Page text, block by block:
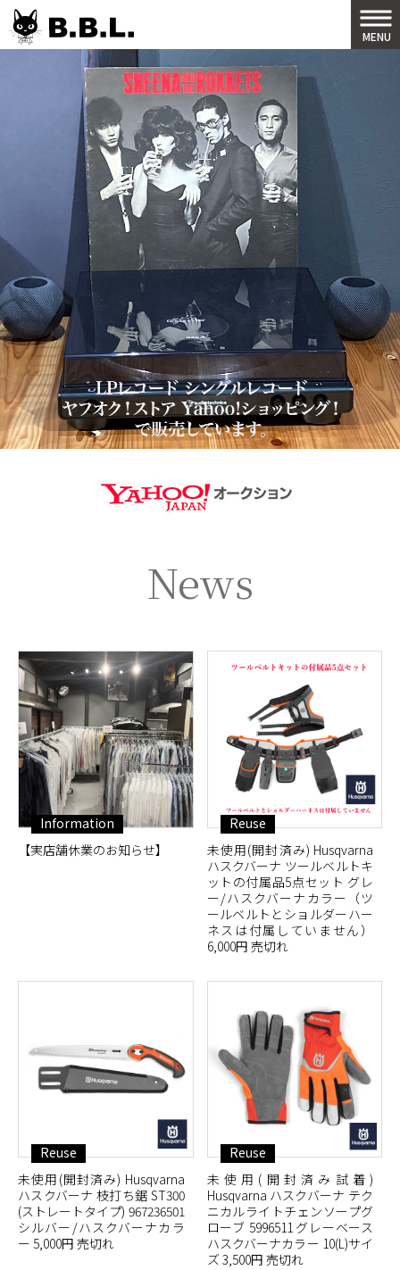
MENU
News
Information
【実店舗休業のお知らせ】
Reuse
未使用(開封済み) Husqvarna
ハスクバーナ ツールベルトキ
ットの付属品5点セット グレ
ー/ハスクバーナカラー（ツ
ールベルトとショルダーハー
ネスは付属していません）
6,000円 売切れ
Reuse
未使用(開封済み) Husqvarna
ハスクバーナ 枝打ち鋸 ST300
(ストレートタイプ) 967236501
シルバー/ハスクバーナカラ
ー 5,000円 売切れ
Reuse
未使用(開封済み試着)
Husqvarna ハスクバーナ テク
ニカルライトチェンソープグ
ローブ 5996511 グレーベース
ハスクバーナカラー 10(L)サイ
ズ 3,500円 売切れ